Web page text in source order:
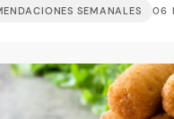
SEMANALES 06